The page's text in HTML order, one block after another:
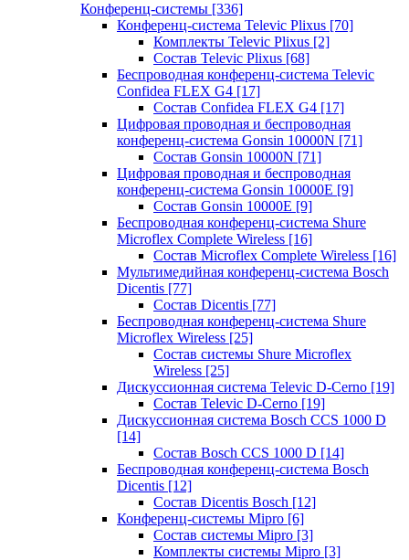
Конференц-системы [336]
Конференц-система Televic Plixus [70]
Комплекты Televic Plixus [2]
Состав Televic Plixus [68]
Беспроводная конференц-система Televic
Confidea FLEX G4 [17]
Состав Confidea FLEX G4 [17]
Цифровая проводная и беспроводная
конференц-система Gonsin 10000N [71]
Состав Gonsin 10000N [71]
Цифровая проводная и беспроводная
конференц-система Gonsin 10000E [9]
Состав Gonsin 10000E [9]
Беспроводная конференц-система Shure
Microflex Complete Wireless [16]
Состав Microflex Complete Wireless [16]
Мультимедийная конференц-система Bosch
Dicentis [77]
Состав Dicentis [77]
Беспроводная конференц-система Shure
Microflex Wireless [25]
Состав системы Shure Microflex
Wireless [25]
Дискуссионная система Televic D-Cerno [19]
Состав Televic D-Cerno [19]
Дискуссионная система Bosch CCS 1000 D
[14]
Состав Bosch CCS 1000 D [14]
Беспроводная конференц-система Bosch
Dicentis [12]
Состав Dicentis Bosch [12]
Конференц-системы Mipro [6]
Состав системы Mipro [3]
Комплекты системы Mipro [3]